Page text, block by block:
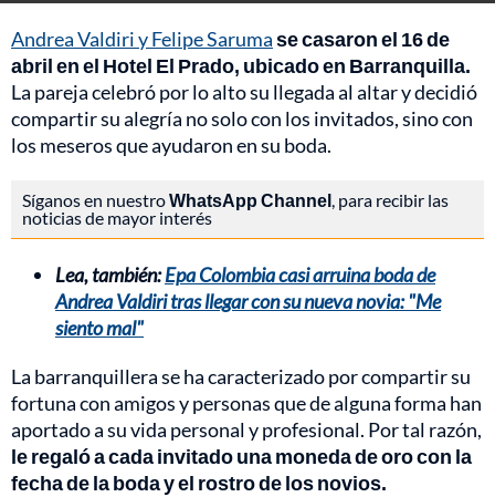
Andrea Valdiri y Felipe Sarumase casaron el 16 de
abril en el Hotel El Prado, ubicado en Barranquilla.
La pareja celebró por lo alto su llegada al altar y decidió
compartir su alegría no solo con los invitados, sino con
los meseros que ayudaron en su boda.
Síganos en nuestroWhatsApp Channel, para recibir las
noticias de mayor interés
Lea, también:Epa Colombia casi arruina boda de
Andrea Valdiri tras llegar con su nueva novia: "Me
siento mal"
La barranquillera se ha caracterizado por compartir su
fortuna con amigos y personas que de alguna forma han
aportado a su vida personal y profesional. Por tal razón,
le regaló a cada invitado una moneda de oro con la
fecha de la boda y el rostro de los novios.